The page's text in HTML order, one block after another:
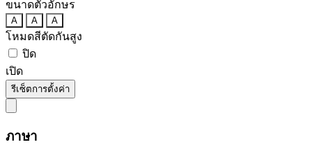
ขนาดตัวอักษร
A A A
โหมดสีตัดกันสูง
ปิด
เปิด
รีเซ็ตการตั้งค่า
ภาษา